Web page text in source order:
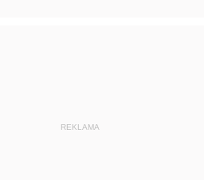
REKLAMA